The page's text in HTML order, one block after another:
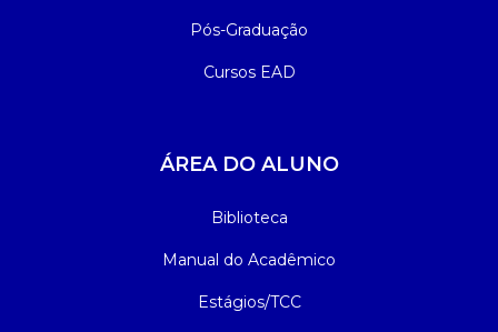
Pós-Graduação
Cursos EAD
ÁREA DO ALUNO
Biblioteca
Manual do Acadêmico
Estágios/TCC